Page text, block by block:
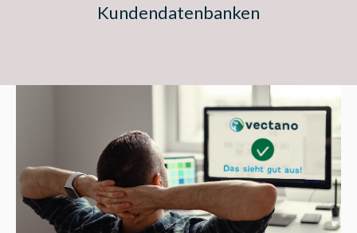
Kundendatenbanken